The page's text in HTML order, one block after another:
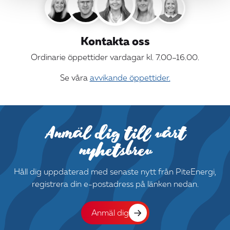
Kontakta oss
Ordinarie öppettider vardagar kl. 7.00–16.00.
Se våra avvikande öppettider.
Anmäl dig till vårt
nyhetsbrev
Håll dig uppdaterad med senaste nytt från PiteEnergi,
registrera din e-postadress på länken nedan.
Anmäl dig